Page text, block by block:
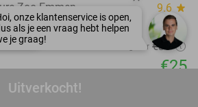
Uitverkocht!
Zoo Emmen 9.6 star
Regulier €33
€25
close